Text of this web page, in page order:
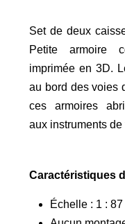
Set de deux
Petite armoire
imprimée en 3D.
au bord des voies
ces armoires
aux instruments de
Caractéristiques
Échelle : 1 :